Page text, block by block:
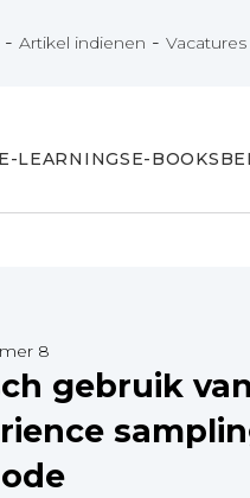
-Artikel indienen -Vacatures
E-LEARNINGSE-BOOKS
8
gebruik